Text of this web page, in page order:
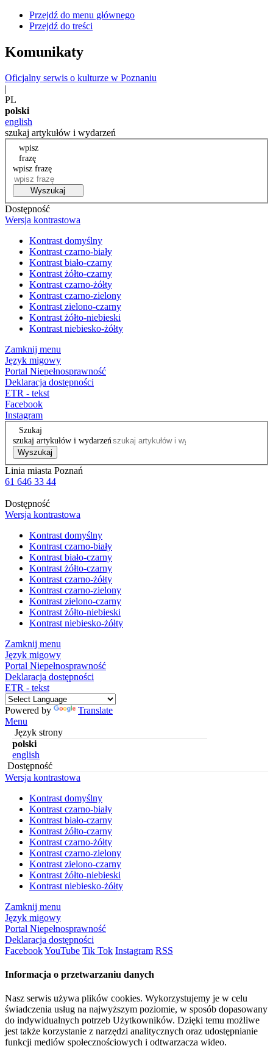
Przejdź do menu głównego
Przejdź do treści
Komunikaty
Oficjalny serwis o kulturze w Poznaniu
|
PL
polski
english
szukaj artykułów i wydarzeń
wpisz
frazę
wpisz frazę
Wyszukaj
Dostępność
Wersja kontrastowa
Kontrast domyślny
Kontrast czarno-biały
Kontrast biało-czarny
Kontrast żółto-czarny
Kontrast czarno-żółty
Kontrast czarno-zielony
Kontrast zielono-czarny
Kontrast żółto-niebieski
Kontrast niebiesko-żółty
Zamknij menu
Język migowy
Portal Niepełnosprawność
Deklaracja dostępności
ETR - tekst
Facebook
Instagram
Szukaj
szukaj artykułów i wydarzeń
Wyszukaj
Linia miasta Poznań
61 646 33 44
Dostępność
Wersja kontrastowa
Kontrast domyślny
Kontrast czarno-biały
Kontrast biało-czarny
Kontrast żółto-czarny
Kontrast czarno-żółty
Kontrast czarno-zielony
Kontrast zielono-czarny
Kontrast żółto-niebieski
Kontrast niebiesko-żółty
Zamknij menu
Język migowy
Portal Niepełnosprawność
Deklaracja dostępności
ETR - tekst
Powered by
Translate
Menu
Język strony
polski
english
Dostępność
Wersja kontrastowa
Kontrast domyślny
Kontrast czarno-biały
Kontrast biało-czarny
Kontrast żółto-czarny
Kontrast czarno-żółty
Kontrast czarno-zielony
Kontrast zielono-czarny
Kontrast żółto-niebieski
Kontrast niebiesko-żółty
Zamknij menu
Język migowy
Portal Niepełnosprawność
Deklaracja dostępności
FacebookYouTube Tik Tok Instagram RSS
Informacja o przetwarzaniu danych
Nasz serwis używa plików cookies. Wykorzystujemy je w celu
świadczenia usług na najwyższym poziomie, w sposób dopasowany
do indywidualnych potrzeb Użytkowników. Dzięki temu możliwe
jest także korzystanie z narzędzi analitycznych oraz udostępnianie
funkcji mediów społecznościowych i odtwarzacza wideo.